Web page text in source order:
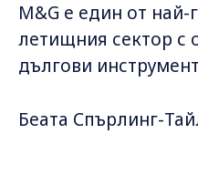
M&G е един от
летищния сектор с
дългови
Беата Спърлинг-